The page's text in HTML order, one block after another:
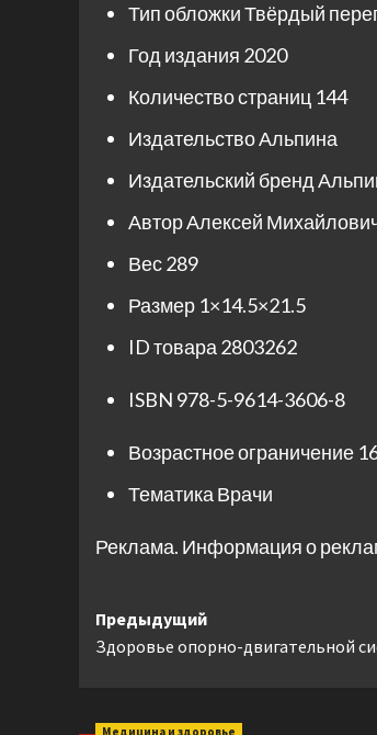
Тип обложкиТвёрдый
Год издания 2020
Количество страниц 144
ИздательствоАльпина
Издательский бренд
АвторАлексей
Вес289
Размер 1×14.5×21.5
ID товара 2803262
ISBN 978-5-9614-3606-8
Возрастное ограничение
Тематика Врачи
Реклама. Информация о
Навигация
записи
Предыдущий
Здоровье опорно-двигательной
Медицина и здоровье